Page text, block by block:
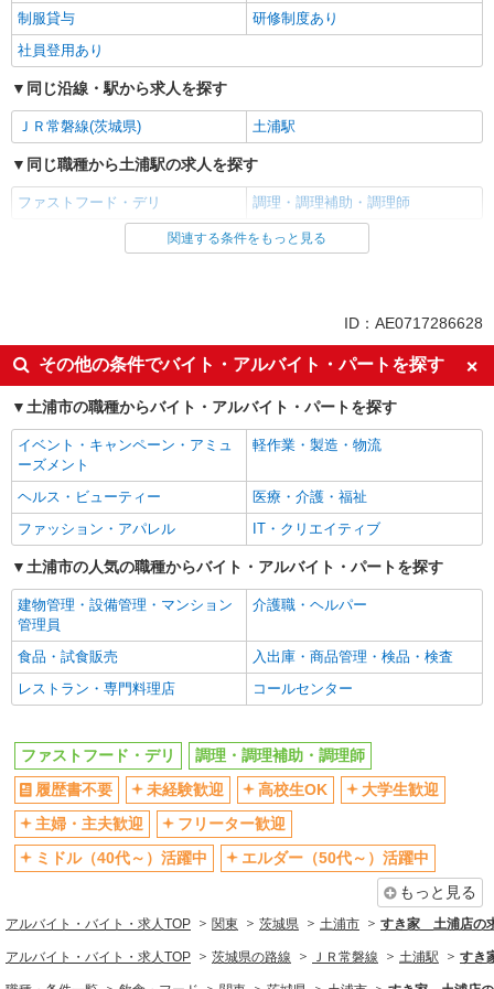
制服貸与
研修制度あり
社員登用あり
同じ沿線・駅から求人を探す
ＪＲ常磐線(茨城県) 土浦駅
同じ職種から土浦駅の求人を探す
ファストフード・デリ 調理・調理補助・調理師
同じ雇用形態から土浦駅の求人を探す
履歴書不要
未経験歓迎
高校生OK
大学生歓迎
主婦・主夫歓迎
フリーター歓迎
ミドル（40代～）活躍中
エルダー（50代～）活躍中
シニア（60代～）活躍中
週2～3日勤務OK
短時間勤務（1日4h以内）OK
深夜
車通勤OK
扶養内勤務OK
交通費支給
社会保険あり
まかない・食事補助
社割・特典あり
制服貸与
研修制度あり
社員登用あり
飲食・フード
ファストフード・デリ
調理・調理補助・調理師
同じ特徴から求人を探す
未経験歓迎
高校生OK
ミドル（40代～）活躍中
週2～3日勤務OK
短時間勤務（1日4h以内）OK
深夜
車通勤OK
関連する条件をもっと見る
ID：AE0717286628
その他の条件でバイト・アルバイト・パートを探す
土浦市の職種からバイト・アルバイト・パートを探す
イベント・キャンペーン・アミュ
ーズメント
軽作業・製造・物流
ヘルス・ビューティー
医療・介護・福祉
ファッション・アパレル
IT・クリエイティブ
土浦市の人気の職種からバイト・アルバイト・パートを探す
建物管理・設備管理・マンション
管理員
介護職・ヘルパー
食品・試食販売
入出庫・商品管理・検品・検査
レストラン・専門料理店
コールセンター
ファストフード・デリ
調理・調理補助・調理師
履歴書不要
未経験歓迎 高校生OK
大学生歓迎
主婦・主夫歓迎
フリーター歓迎
ミドル（40代～）活躍中
エルダー（50代～）活躍中
もっと見る
アルバイト・バイト・求人TOP 関東 茨城県 土浦市 すき家 土浦店の
アルバイト・バイト・求人TOP 茨城県の路線 ＪＲ常磐線 土浦駅 すき